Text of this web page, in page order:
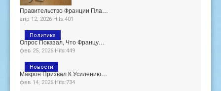
Правительство Франции Пла…
апр 12, 2026 Hits:401
Опрос Показал, Что Францу…
фев 25, 2026 Hits:449
Политика
Макрон Призвал К Усилению…
фев 14, 2026 Hits:734
Новости